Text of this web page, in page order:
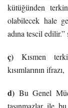
kütüğünden
olabilecek hale
adına tescil
ç) Kısmen
kısımlarının ifrazı,
d) Bu Genel
taşınmazlar ile